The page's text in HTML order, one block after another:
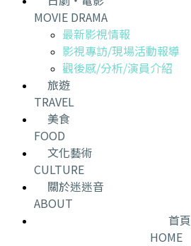
MOVIE DRAMA
最新影視情報
影視專訪/現場活動報導
觀後感/分析/演員介紹
旅遊
TRAVEL
美食
FOOD
文化藝術
CULTURE
關於迷迷音
ABOUT
首頁
HOME